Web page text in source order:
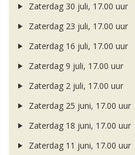
Zaterdag 30 juli, 17.00 uur
Zaterdag 23 juli, 17.00 uur
Zaterdag 16 juli, 17.00 uur
Zaterdag 9 juli, 17.00 uur
Zaterdag 2 juli, 17.00 uur
Zaterdag 25 juni, 17.00 uur
Zaterdag 18 juni, 17.00 uur
Zaterdag 11 juni, 17.00 uur